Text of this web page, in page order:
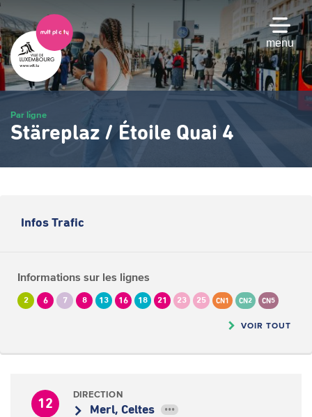
Passer
au
contenu
principal
menu
Par ligne
Stäreplaz / Étoile Quai 4
Infos Trafic
Informations sur les lignes
2 6 7 8 13 16 18 21 23 25 CN1 CN2 CN5
VOIR TOUT
12
DIRECTION
Merl, Celtes •••